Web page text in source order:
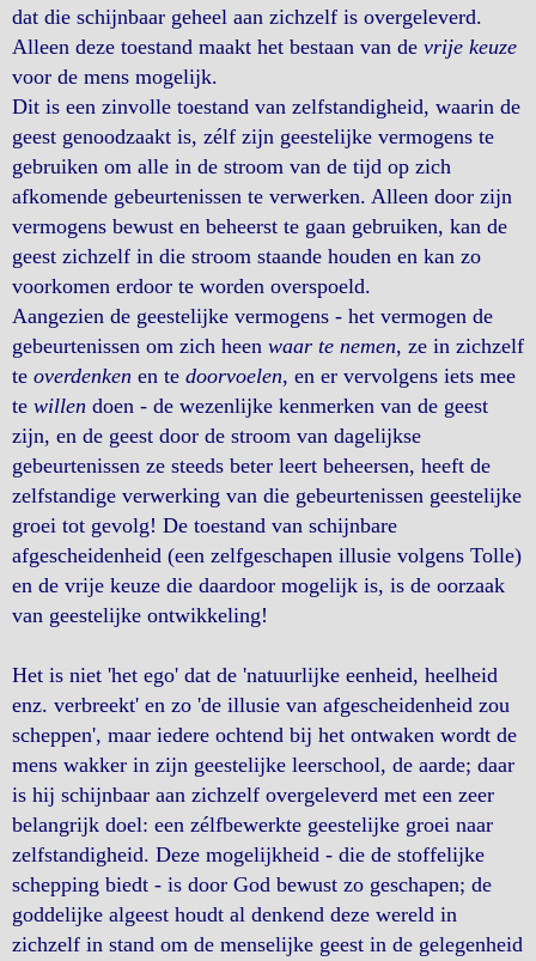
dat die schijnbaar geheel aan zichzelf is overgeleverd.
Alleen deze toestand maakt het bestaan van de vrije keuze
voor de mens mogelijk.
Dit is een zinvolle toestand van zelfstandigheid, waarin de
geest genoodzaakt is, zélf zijn geestelijke vermogens te
gebruiken om alle in de stroom van de tijd op zich
afkomende gebeurtenissen te verwerken. Alleen door zijn
vermogens bewust en beheerst te gaan gebruiken, kan de
geest zichzelf in die stroom staande houden en kan zo
voorkomen erdoor te worden overspoeld.
Aangezien de geestelijke vermogens - het vermogen de
gebeurtenissen om zich heen waar te nemen, ze in zichzelf
te overdenken en te doorvoelen, en er vervolgens iets mee
te willen doen - de wezenlijke kenmerken van de geest
zijn, en de geest door de stroom van dagelijkse
gebeurtenissen ze steeds beter leert beheersen, heeft de
zelfstandige verwerking van die gebeurtenissen geestelijke
groei tot gevolg! De toestand van schijnbare
afgescheidenheid (een zelfgeschapen illusie volgens Tolle)
en de vrije keuze die daardoor mogelijk is, is de oorzaak
van geestelijke ontwikkeling!
Het is niet 'het ego' dat de 'natuurlijke eenheid, heelheid
enz. verbreekt' en zo 'de illusie van afgescheidenheid zou
scheppen', maar iedere ochtend bij het ontwaken wordt de
mens wakker in zijn geestelijke leerschool, de aarde; daar
is hij schijnbaar aan zichzelf overgeleverd met een zeer
belangrijk doel: een zélfbewerkte geestelijke groei naar
zelfstandigheid. Deze mogelijkheid - die de stoffelijke
schepping biedt - is door God bewust zo geschapen; de
goddelijke algeest houdt al denkend deze wereld in
zichzelf in stand om de menselijke geest in de gelegenheid